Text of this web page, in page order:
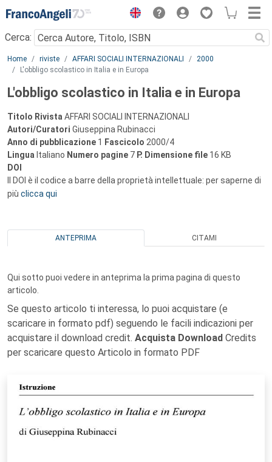
Menu
Cerca:
Main content
Home riviste AFFARI SOCIALI INTERNAZIONALI
2000
L'obbligo scolastico in Italia e in Europa
L'obbligo scolastico in Italia e in Europa
Titolo Rivista AFFARI SOCIALI INTERNAZIONALI
Autori/Curatori Giuseppina Rubinacci
Anno di pubblicazione 1 Fascicolo 2000/4
Lingua Italiano Numero pagine 7 P. Dimensione file 16 KB
DOI
Il DOI è il codice a barre della proprietà intellettuale: per saperne di
più clicca qui
ANTEPRIMA CITAMI
Qui sotto puoi vedere in anteprima la prima pagina di questo
articolo.
Se questo articolo ti interessa, lo puoi acquistare (e
scaricare in formato pdf) seguendo le facili indicazioni per
acquistare il download credit. Acquista Download Credits
per scaricare questo Articolo in formato PDF